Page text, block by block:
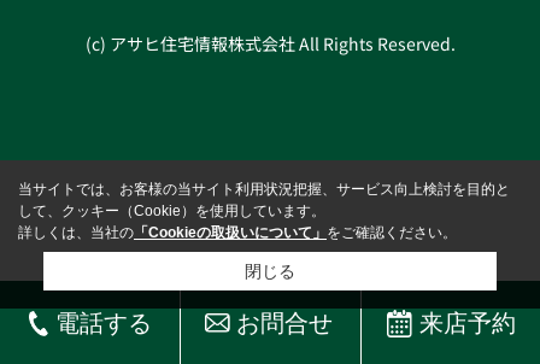
(c) アサヒ住宅情報株式会社 All Rights Reserved.
電話する お問合せ 来店予約
当サイトでは、お客様の当サイト利用状況把握、サービス向上検討を目的と
して、クッキー（Cookie）を使用しています。
詳しくは、当社の 「Cookieの取扱いについて」 をご確認ください。
閉じる